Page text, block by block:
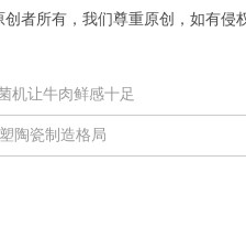
创者所有，我们尊重原创，如有侵
机让牛肉鲜感十足
陶瓷制造格局